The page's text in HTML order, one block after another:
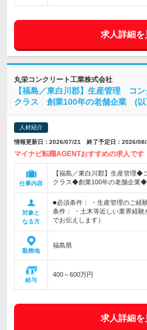
求人詳細を
丸栄コンクリート工業株式会社
【福島／東白川郡】生産管理 コ
クラス 創業100年の老舗企業 (以
人材紹介
情報更新日：2026/07/21 終了予定日：2026/
マイナビ転職AGENTおすすめの求人です
仕事内容
【福島／東白川郡】生産管理◆
クラス◆創業100年の老舗企業
対象と
なる方
■必須条件： ・生産管理のご経
条件： ・土木等近しい業界経
でお伝えします）
勤務地
福島県
給与
400～600万円
求人詳細を